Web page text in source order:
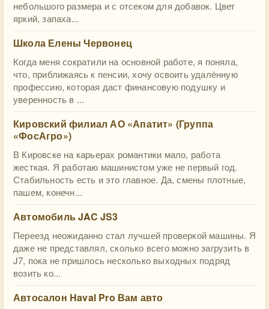
небольшого размера и с отсеком для добавок. Цвет
яркий, запаха...
Школа Елены Червонец
Когда меня сократили на основной работе, я поняла,
что, приближаясь к пенсии, хочу освоить удалённую
профессию, которая даст финансовую подушку и
уверенность в ...
Кировский филиал АО «Апатит» (Группа
«ФосАгро»)
В Кировске на карьерах романтики мало, работа
жесткая. Я работаю машинистом уже не первый год.
Стабильность есть и это главное. Да, смены плотные,
пашем, конечн...
Автомобиль JAC JS3
Переезд неожиданно стал лучшей проверкой машины. Я
даже не представлял, сколько всего можно загрузить в
J7, пока не пришлось несколько выходных подряд
возить ко...
Автосалон Haval Pro Вам авто